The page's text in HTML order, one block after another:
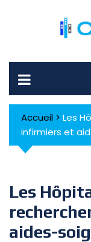
Accueil > Les
infirmiers et
Les
aides-